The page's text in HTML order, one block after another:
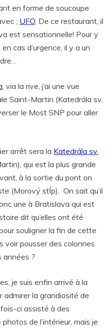
en forme de soucoupe
; UFO. De ce restaurant, il
est sensationnelle! Pour y
cas d’urgence, il y a un
, via la rive, j’ai une vue
Saint-Martin (Katedrála sv.
le Most SNP pour aller
arrêt sera la Katedrála sv.
qui est la plus grande
à la sortie du pont on
(Morový stĺp). On sait qu’il
une à Bratislava qui est
dit qu’elles ont été
souligner la fin de cette
voir pousser des colonnes
années ?
je suis enfin arrivé à la
admirer la grandiosité de
ci assisté à des
de l’intérieur, mais je